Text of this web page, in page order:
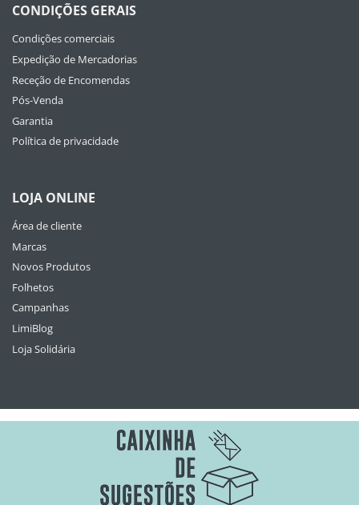
CONDIÇÕES GERAIS
Condições comerciais
Expedição de Mercadorias
Receção de Encomendas
Pós-Venda
Garantia
Política de privacidade
LOJA ONLINE
Área de cliente
Marcas
Novos Produtos
Folhetos
Campanhas
LimiBlog
Loja Solidária